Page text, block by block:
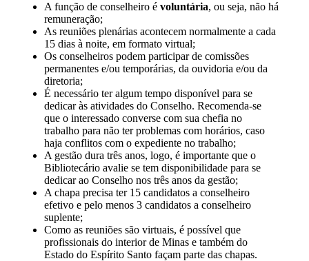
A função de conselheiro é voluntária, ou seja, não há
remuneração;
As reuniões plenárias acontecem normalmente a cada
15 dias à noite, em formato virtual;
Os conselheiros podem participar de comissões
permanentes e/ou temporárias, da ouvidoria e/ou da
diretoria;
É necessário ter algum tempo disponível para se
dedicar às atividades do Conselho. Recomenda-se
que o interessado converse com sua chefia no
trabalho para não ter problemas com horários, caso
haja conflitos com o expediente no trabalho;
A gestão dura três anos, logo, é importante que o
Bibliotecário avalie se tem disponibilidade para se
dedicar ao Conselho nos três anos da gestão;
A chapa precisa ter 15 candidatos a conselheiro
efetivo e pelo menos 3 candidatos a conselheiro
suplente;
Como as reuniões são virtuais, é possível que
profissionais do interior de Minas e também do
Estado do Espírito Santo façam parte das chapas.